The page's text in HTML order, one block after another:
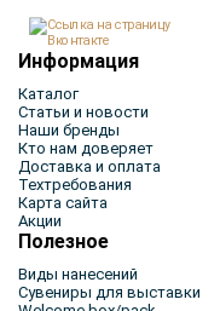
Информация
Каталог
Статьи и новости
Наши бренды
Кто нам доверяет
Доставка и оплата
Техтребования
Карта сайта
Акции
Полезное
Виды нанесений
Сувениры для выставки